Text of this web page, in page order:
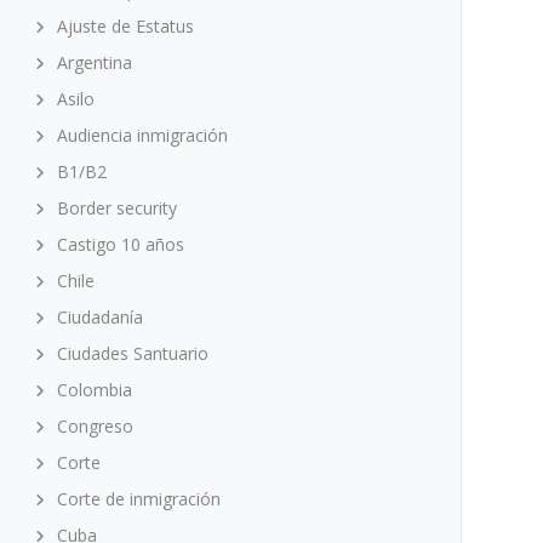
Ajuste de Estatus
Argentina
Asilo
Audiencia inmigración
B1/B2
Border security
Castigo 10 años
Chile
Ciudadanía
Ciudades Santuario
Colombia
Congreso
Corte
Corte de inmigración
Cuba